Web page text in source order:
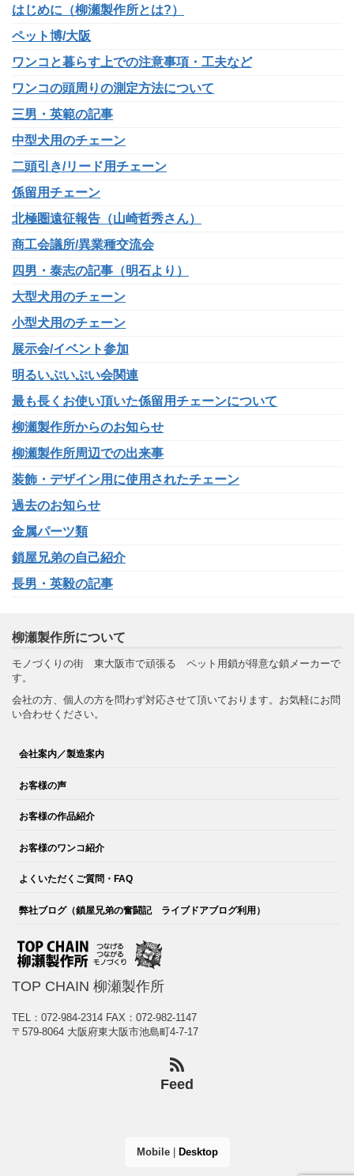
はじめに（柳瀬製作所とは?）
ペット博/大阪
ワンコと暮らす上での注意事項・工夫など
ワンコの頭周りの測定方法について
三男・英範の記事
中型犬用のチェーン
二頭引き/リード用チェーン
係留用チェーン
北極圏遠征報告（山崎哲秀さん）
商工会議所/異業種交流会
四男・泰志の記事（明石より）
大型犬用のチェーン
小型犬用のチェーン
展示会/イベント参加
明るいぷいぷい会関連
最も長くお使い頂いた係留用チェーンについて
柳瀬製作所からのお知らせ
柳瀬製作所周辺での出来事
装飾・デザイン用に使用されたチェーン
過去のお知らせ
金属パーツ類
鎖屋兄弟の自己紹介
長男・英毅の記事
柳瀬製作所について
モノづくりの街 東大阪市で頑張る ペット用鎖が得意な鎖メーカーで
す。
会社の方、個人の方を問わず対応させて頂いております。お気軽にお問
い合わせください。
会社案内／製造案内
お客様の声
お客様の作品紹介
お客様のワンコ紹介
よくいただくご質問・FAQ
弊社ブログ（鎖屋兄弟の奮闘記 ライブドアブログ利用）
TOP CHAIN 柳瀬製作所
TEL：072-984-2314 FAX：072-982-1147
〒579-8064 大阪府東大阪市池島町4-7-17
Feed
Mobile| Desktop